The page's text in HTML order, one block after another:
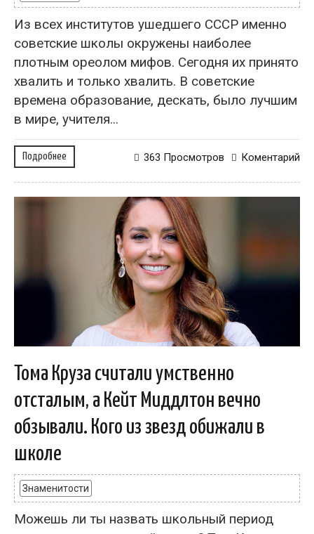
Из всех институтов ушедшего СССР именно
советские школы окружены наиболее
плотным ореолом мифов. Сегодня их принято
хвалить и только хвалить. В советские
времена образование, дескать, было лучшим
в мире, учителя...
Подробнее Коментарий
363 Просмотров
Тома Круза считали умственно
отсталым, а Кейт Миддлтон вечно
обзывали. Кого из звезд обижали в
школе
Знаменитости
Можешь ли ты назвать школьный период